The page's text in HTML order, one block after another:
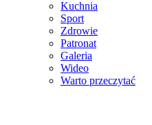
Kuchnia
Sport
Zdrowie
Patronat
Galeria
Wideo
Warto przeczytać